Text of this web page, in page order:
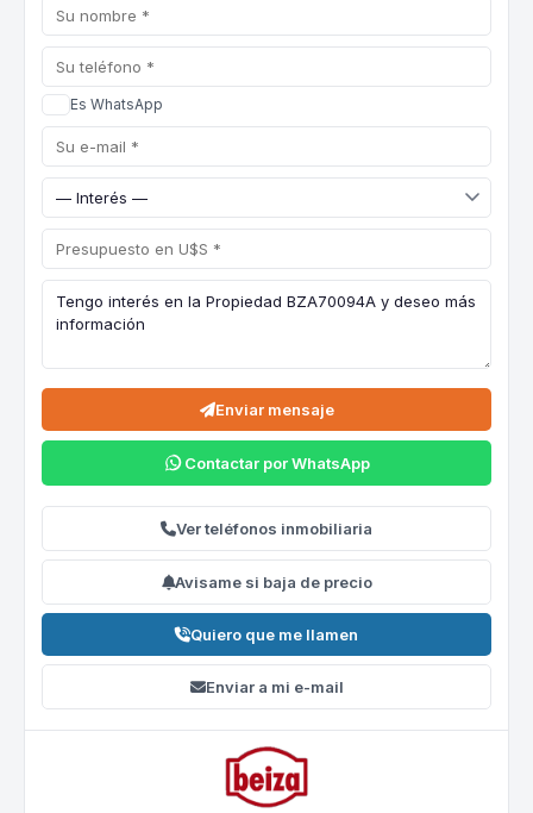
Es WhatsApp
Enviar mensaje
Contactar por WhatsApp
Ver teléfonos inmobiliaria
Avisame si baja de precio
Quiero que me llamen
Enviar a mi e-mail